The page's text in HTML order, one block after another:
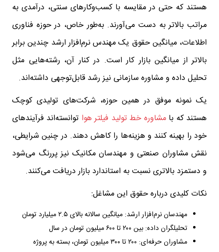
هستند که حتی در مقایسه با کسب‌وکارهای سنتی، درآمدی به
مراتب بالاتر به دست می‌آورند. به‌طور خاص، در حوزه فناوری
اطلاعات، میانگین حقوق یک مهندس نرم‌افزار ارشد چندین برابر
بالاتر از میانگین بازار کار است. در کنار آن، رشته‌هایی مثل
تحلیل داده و مشاوره سازمانی نیز رشد قابل‌توجهی داشته‌اند.
یک نمونه موفق در همین حوزه، شرکت‌های تولیدی کوچک
هستند که بامشاوره خط تولید فیلتر هوا توانسته‌اند فرآیندهای
خود را بهینه کنند و هزینه‌ها را کاهش دهند. در چنین شرایطی،
نقش مشاوران صنعتی و مهندسان مکانیک نیز پررنگ می‌شود
و دستمزد بالاتری نسبت به استاندارد بازار دریافت می‌کنند.
نکات کلیدی درباره حقوق این مشاغل:
مهندسان نرم‌افزار ارشد: میانگین سالانه بالای ۲.۵ میلیارد تومان
تحلیلگران داده: بین ۲۰۰ تا ۶۰۰ میلیون تومان در سال
مشاوران حرفه‌ای: ۲۰۰ تا ۳۰۰ میلیون تومان، بسته به پروژه